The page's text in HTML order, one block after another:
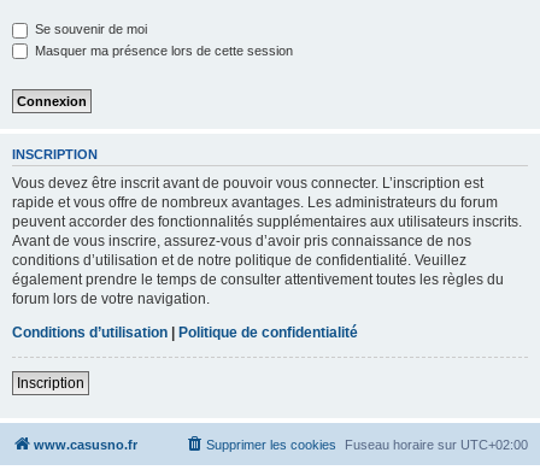
Se souvenir de moi
Masquer ma présence lors de cette session
INSCRIPTION
Vous devez être inscrit avant de pouvoir vous connecter. L’inscription est
rapide et vous offre de nombreux avantages. Les administrateurs du forum
peuvent accorder des fonctionnalités supplémentaires aux utilisateurs inscrits.
Avant de vous inscrire, assurez-vous d’avoir pris connaissance de nos
conditions d’utilisation et de notre politique de confidentialité. Veuillez
également prendre le temps de consulter attentivement toutes les règles du
forum lors de votre navigation.
Conditions d’utilisation | Politique de confidentialité
Inscription
www.casusno.fr Fuseau horaire sur UTC+02:00
Supprimer les cookies